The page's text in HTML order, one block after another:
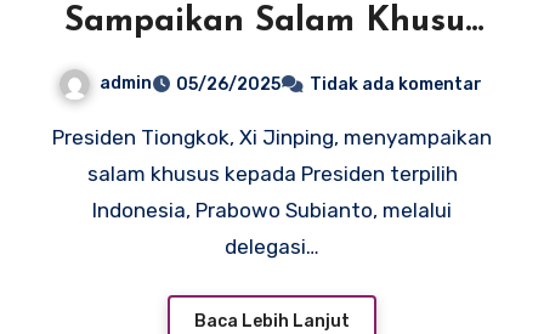
Sampaikan Salam Khusus
admin 05/26/2025 Tidak ada komentar
Presiden Tiongkok, Xi Jinping, menyampaikan
salam khusus kepada Presiden terpilih
Indonesia, Prabowo Subianto, melalui
delegasi…
Baca Lebih Lanjut